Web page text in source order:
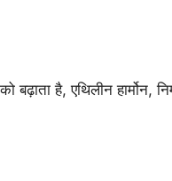
बढ़ाता है, एथिलीन हार्मोन,